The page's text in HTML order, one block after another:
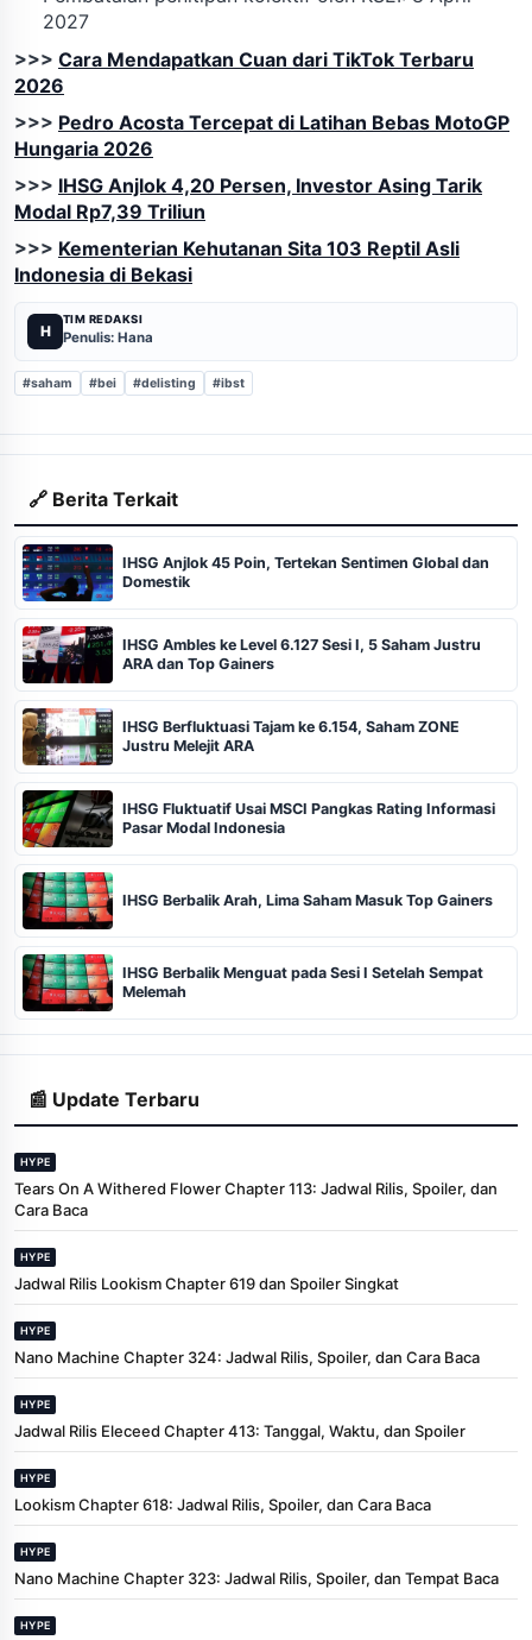
2027
>>> Cara Mendapatkan Cuan dari TikTok Terbaru
2026
>>> Pedro Acosta Tercepat di Latihan Bebas MotoGP
Hungaria 2026
>>> IHSG Anjlok 4,20 Persen, Investor Asing Tarik
Modal Rp7,39 Triliun
>>> Kementerian Kehutanan Sita 103 Reptil Asli
Indonesia di Bekasi
H
TIM REDAKSI
Penulis: Hana
#saham #bei #delisting #ibst
🔗 Berita Terkait
IHSG Anjlok 45 Poin, Tertekan Sentimen Global dan
Domestik
IHSG Ambles ke Level 6.127 Sesi I, 5 Saham Justru
ARA dan Top Gainers
IHSG Berfluktuasi Tajam ke 6.154, Saham ZONE
Justru Melejit ARA
IHSG Fluktuatif Usai MSCI Pangkas Rating Informasi
Pasar Modal Indonesia
IHSG Berbalik Arah, Lima Saham Masuk Top Gainers
IHSG Berbalik Menguat pada Sesi I Setelah Sempat
Melemah
📰 Update Terbaru
HYPE
Tears On A Withered Flower Chapter 113: Jadwal Rilis, Spoiler, dan
Cara Baca
HYPE
Jadwal Rilis Lookism Chapter 619 dan Spoiler Singkat
HYPE
Nano Machine Chapter 324: Jadwal Rilis, Spoiler, dan Cara Baca
HYPE
Jadwal Rilis Eleceed Chapter 413: Tanggal, Waktu, dan Spoiler
HYPE
Lookism Chapter 618: Jadwal Rilis, Spoiler, dan Cara Baca
HYPE
Nano Machine Chapter 323: Jadwal Rilis, Spoiler, dan Tempat Baca
HYPE